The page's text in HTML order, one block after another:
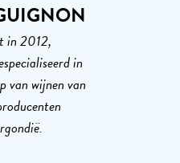
in 2012,
in
van wijnen van